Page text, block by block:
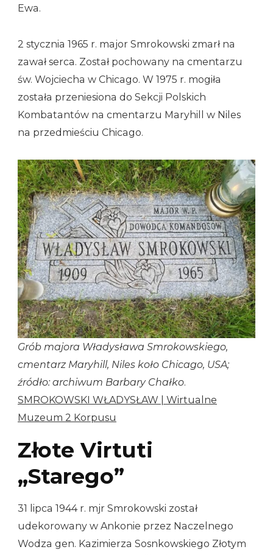
Ewa.
2 stycznia 1965 r. major Smrokowski zmarł na
zawał serca. Został pochowany na cmentarzu
św. Wojciecha w Chicago. W 1975 r. mogiła
została przeniesiona do Sekcji Polskich
Kombatantów na cmentarzu Maryhill w Niles
na przedmieściu Chicago.
Grób majora Władysława Smrokowskiego,
cmentarz Maryhill, Niles koło Chicago, USA;
źródło: archiwum Barbary Chałko.
SMROKOWSKI WŁADYSŁAW | Wirtualne
Muzeum 2 Korpusu
Złote Virtuti
„Starego”
31 lipca 1944 r. mjr Smrokowski został
udekorowany w Ankonie przez Naczelnego
Wodza gen. Kazimierza Sosnkowskiego Złotym